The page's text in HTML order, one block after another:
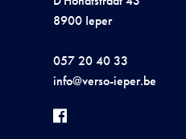
8900 Ieper
057 20 40 33
info@verso-ieper.be